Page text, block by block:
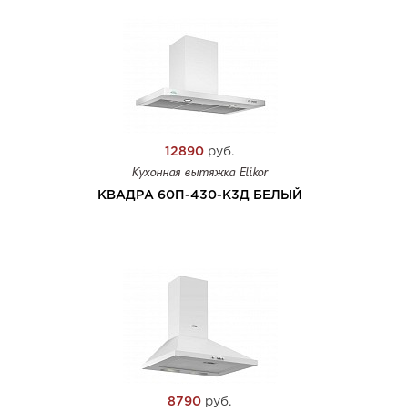
12890 руб.
Кухонная вытяжка Elikor
КВАДРА 60П-430-К3Д БЕЛЫЙ
8790 руб.